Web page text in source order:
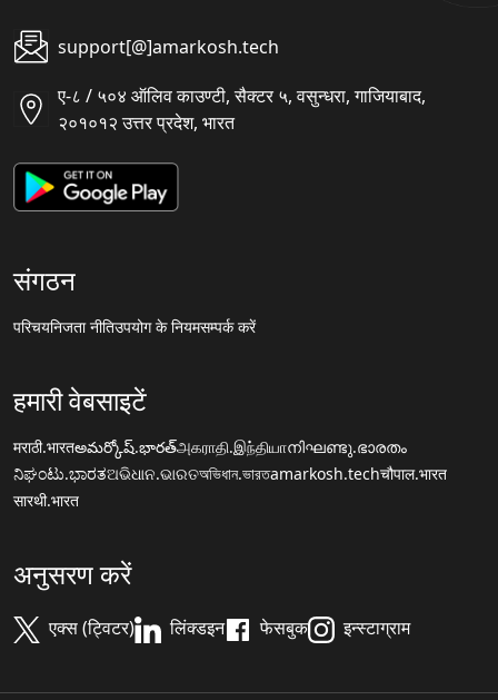
support[@]amarkosh.tech
ए-८ / ५०४ ऑलिव काउण्टी, सैक्टर ५, वसुन्धरा, गाजियाबाद,
२०१०१२ उत्तर प्रदेश, भारत
संगठन
परिचयनिजता नीतिउपयोग के नियमसम्पर्क करें
हमारी वेबसाइटें
मराठी.भारतఅమర్కోష్.భారత్அகராதி.இந்தியாനിഘണ്ടു.ഭാരതം
ನಿಘಂಟು.ಭಾರತଅଭିଧାନ.ଭାରତঅভিধান.ভারতamarkosh.techचौपाल.भारत
सारथी.भारत
अनुसरण करें
एक्स (ट्विटर) लिंक्डइन फेसबुक इन्स्टाग्राम